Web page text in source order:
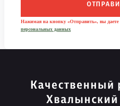
Нажимая на кнопку «Отправить», вы даете
персональных данных
Качественный
Хвалынский